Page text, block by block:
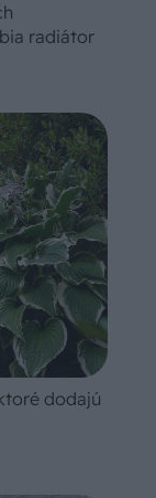
radiátor
dodajú